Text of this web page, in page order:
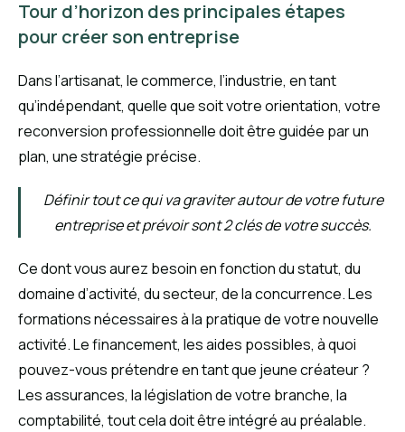
Tour d’horizon des principales étapes
pour créer son entreprise
Dans l’artisanat, le commerce, l’industrie, en tant
qu’indépendant, quelle que soit votre orientation, votre
reconversion professionnelle doit être guidée par un
plan, une stratégie précise.
Définir tout ce qui va graviter autour de votre future
entreprise et prévoir sont 2 clés de votre succès.
Ce dont vous aurez besoin en fonction du statut, du
domaine d’activité, du secteur, de la concurrence. Les
formations nécessaires à la pratique de votre nouvelle
activité. Le financement, les aides possibles, à quoi
pouvez-vous prétendre en tant que jeune créateur ?
Les assurances, la législation de votre branche, la
comptabilité, tout cela doit être intégré au préalable.